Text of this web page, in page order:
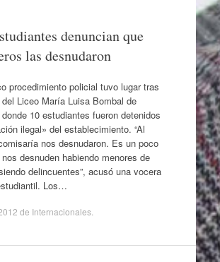
denuncian que
las desnudaron
procedimiento policial tuvo lugar tras
Liceo María Luisa Bombal de
10 estudiantes fueron detenidos
ilegal» del establecimiento. “Al
nos desnudaron. Es un poco
desnuden habiendo menores de
delincuentes”, acusó una vocera
Los…
de Internacionales.